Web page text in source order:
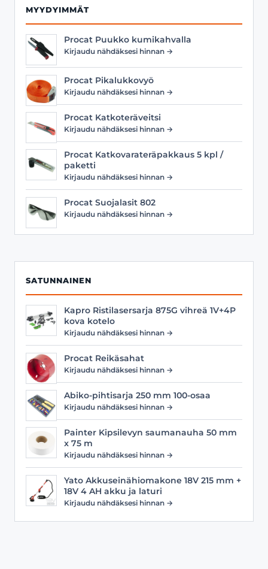
MYYDYIMMÄT
Procat Puukko kumikahvalla
Kirjaudu nähdäksesi hinnan →
Procat Pikalukkovyö
Kirjaudu nähdäksesi hinnan →
Procat Katkoteräveitsi
Kirjaudu nähdäksesi hinnan →
Procat Katkovarateräpakkaus 5 kpl /
paketti
Kirjaudu nähdäksesi hinnan →
Procat Suojalasit 802
Kirjaudu nähdäksesi hinnan →
SATUNNAINEN
Kapro Ristilasersarja 875G vihreä 1V+4P
kova kotelo
Kirjaudu nähdäksesi hinnan →
Procat Reikäsahat
Kirjaudu nähdäksesi hinnan →
Abiko-pihtisarja 250 mm 100-osaa
Kirjaudu nähdäksesi hinnan →
Painter Kipsilevyn saumanauha 50 mm
x 75 m
Kirjaudu nähdäksesi hinnan →
Yato Akkuseinähiomakone 18V 215 mm +
18V 4 AH akku ja laturi
Kirjaudu nähdäksesi hinnan →